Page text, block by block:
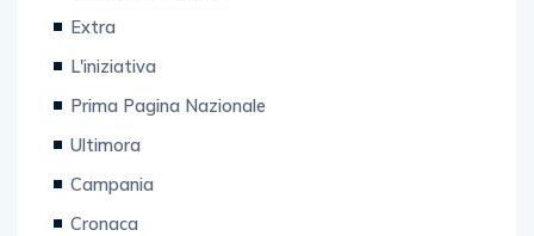
Extra
L'iniziativa
Prima Pagina Nazionale
Ultimora
Campania
Cronaca